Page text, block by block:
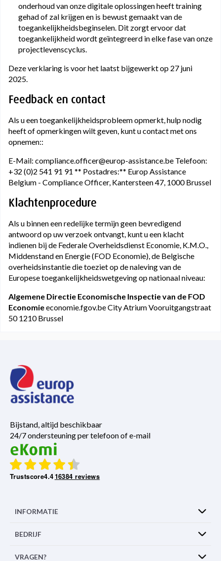
onderhoud van onze digitale oplossingen heeft training
gehad of zal krijgen en is bewust gemaakt van de
toegankelijkheidsbeginselen. Dit zorgt ervoor dat
toegankelijkheid wordt geïntegreerd in elke fase van onze
projectlevenscyclus.
Deze verklaring is voor het laatst bijgewerkt op 27 juni
2025.
Feedback en contact
Als u een toegankelijkheidsprobleem opmerkt, hulp nodig
heeft of opmerkingen wilt geven, kunt u contact met ons
opnemen::
E-Mail: compliance.officer@europ-assistance.be Telefoon:
+32 (0)2 541 91 91 ** Postadres:** Europ Assistance
Belgium - Compliance Officer, Kantersteen 47, 1000 Brussel
Klachtenprocedure
Als u binnen een redelijke termijn geen bevredigend
antwoord op uw verzoek ontvangt, kunt u een klacht
indienen bij de Federale Overheidsdienst Economie, K.M.O.,
Middenstand en Energie (FOD Economie), de Belgische
overheidsinstantie die toeziet op de naleving van de
Europese toegankelijkheidswetgeving op nationaal niveau:
Algemene Directie Economische Inspectie van de FOD
Economieeconomie.fgov.be City Atrium Vooruitgangstraat
50 1210 Brussel
Bijstand, altijd beschikbaar
24/7 ondersteuning per telefoon of e-mail
Trustscore4.416384 reviews
INFORMATIE
BEDRIJF
VRAGEN?